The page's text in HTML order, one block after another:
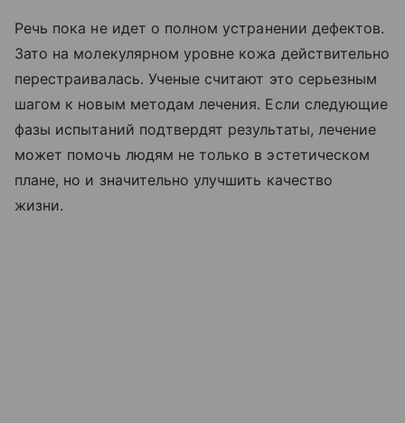
Речь пока не идет о полном устранении дефектов.
Зато на молекулярном уровне кожа действительно
перестраивалась. Ученые считают это серьезным
шагом к новым методам лечения. Если следующие
фазы испытаний подтвердят результаты, лечение
может помочь людям не только в эстетическом
плане, но и значительно улучшить качество
жизни.